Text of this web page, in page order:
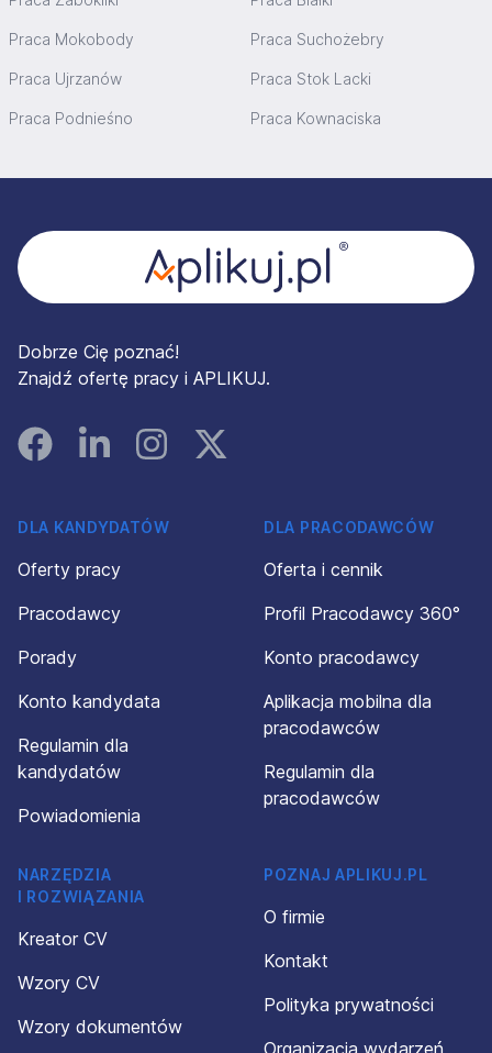
Praca Mokobody Praca Suchożebry
Praca Ujrzanów Praca Stok Lacki
Praca Podnieśno Praca Kownaciska
Dobrze Cię poznać!
Znajdź ofertę pracy i APLIKUJ.
FacebookLinked InInstagramInstagram
DLA KANDYDATÓW
Oferty pracy
Pracodawcy
Porady
Konto kandydata
Regulamin dla
kandydatów
Powiadomienia
DLA PRACODAWCÓW
Oferta i cennik
Profil Pracodawcy 360°
Konto pracodawcy
Aplikacja mobilna dla
pracodawców
Regulamin dla
pracodawców
NARZĘDZIA
I ROZWIĄZANIA
Kreator CV
Wzory CV
Wzory dokumentów
POZNAJ APLIKUJ.PL
O firmie
Kontakt
Polityka prywatności
Organizacja wydarzeń